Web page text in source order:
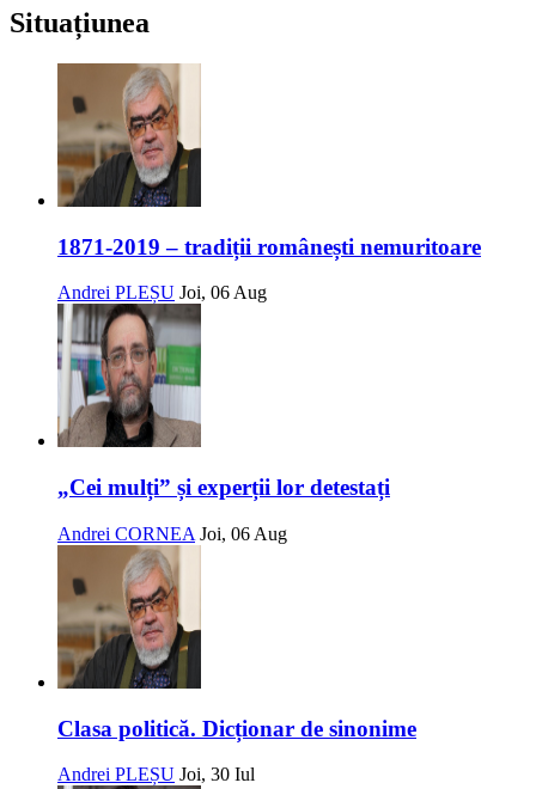
Situațiunea
1871-2019 – tradiții românești nemuritoare
Andrei PLEȘU Joi, 06 Aug
„Cei mulți” și experții lor detestați
Andrei CORNEA Joi, 06 Aug
Clasa politică. Dicționar de sinonime
Andrei PLEȘU Joi, 30 Iul